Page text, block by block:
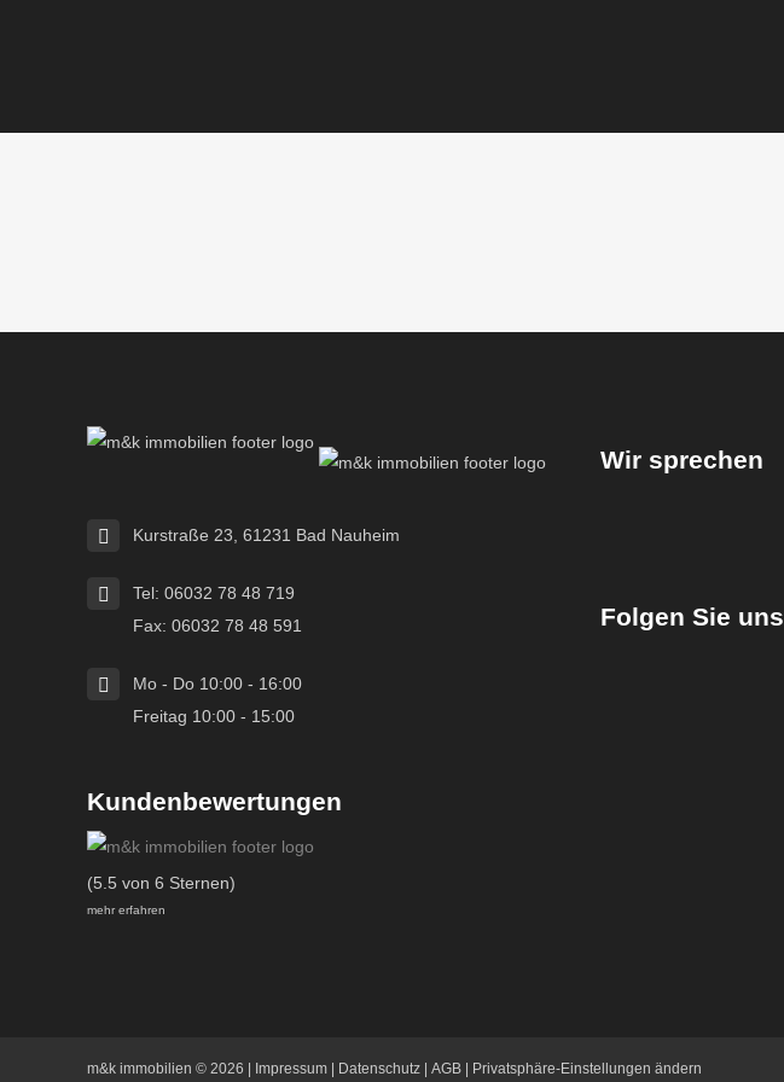
Kurstraße 23, 61231 Bad Nauheim
Tel: 06032 78 48 719
Fax: 06032 78 48 591
Mo - Do 10:00 - 16:00
Freitag 10:00 - 15:00
Kundenbewertungen
(5.5 von 6 Sternen)
mehr erfahren
Wir sprechen
Folgen Sie uns
m&k immobilien © 2026 | Impressum Datenschutz AGB Privatsphäre-Einstellungen ändern